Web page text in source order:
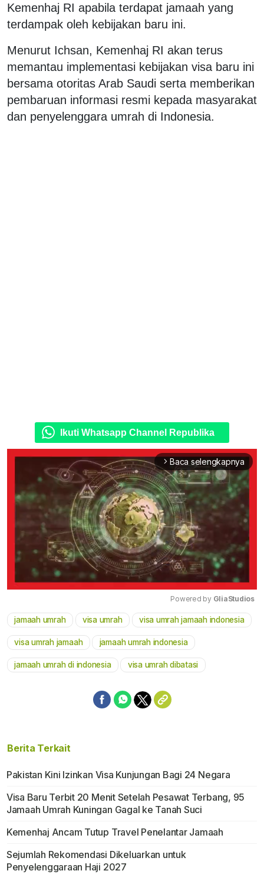
Kemenhaj RI apabila terdapat jamaah yang
terdampak oleh kebijakan baru ini.
Menurut Ichsan, Kemenhaj RI akan terus
memantau implementasi kebijakan visa baru ini
bersama otoritas Arab Saudi serta memberikan
pembaruan informasi resmi kepada masyarakat
dan penyelenggara umrah di Indonesia.
Ikuti Whatsapp Channel Republika
arrow_forward_ios Baca selengkapnya
Mute
Powered by GliaStudios
jamaah umrah visa umrah visa umrah jamaah indonesia
visa umrah jamaah jamaah umrah indonesia
jamaah umrah di indonesia visa umrah dibatasi
Berita Terkait
Pakistan Kini Izinkan Visa Kunjungan Bagi 24 Negara
Visa Baru Terbit 20 Menit Setelah Pesawat Terbang, 95
Jamaah Umrah Kuningan Gagal ke Tanah Suci
Kemenhaj Ancam Tutup Travel Penelantar Jamaah
Sejumlah Rekomendasi Dikeluarkan untuk
Penyelenggaraan Haji 2027